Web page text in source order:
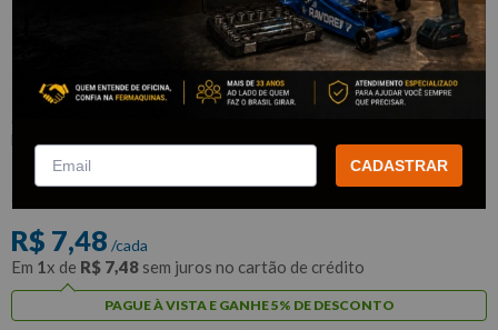
Cola Vinil 17g - 69957367253
TEKBOND
R$7
R$ 7,48 /cada
Em 1x de R$ 7,48 sem juros no cartão de crédito
PAGUE À VISTA E GANHE 5% DE DESCONTO
CADASTRAR